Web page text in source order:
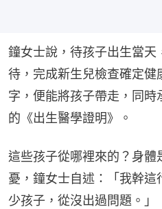
鐘女士說，待孩子出生當
待，完成新生兒檢查確定
字，便能將孩子帶走，同
的《出生醫學證明》。
這些孩子從哪裡來的？身
憂，鐘女士自述：「我幹
少孩子，從沒出過問題。」